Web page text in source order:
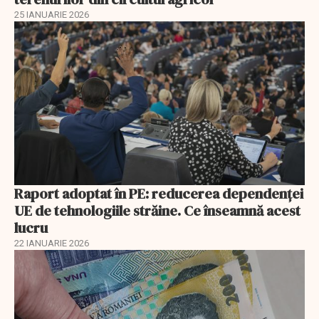
25 IANUARIE 2026
Raport adoptat în PE: reducerea dependenței
UE de tehnologiile străine. Ce înseamnă acest
lucru
22 IANUARIE 2026